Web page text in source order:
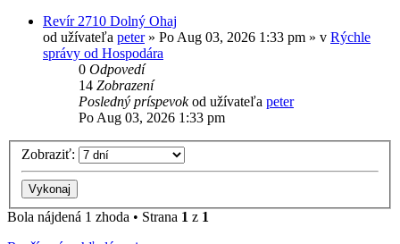
Revír 2710 Dolný Ohaj
od užívateľa peter» Po Aug 03, 2026 1:33 pm » v Rýchle
správy od Hospodára
0 Odpovedí
14 Zobrazení
Posledný príspevokod užívateľa peter
Po Aug 03, 2026 1:33 pm
Zobraziť:
Bola nájdená 1 zhoda • Strana 1 z 1